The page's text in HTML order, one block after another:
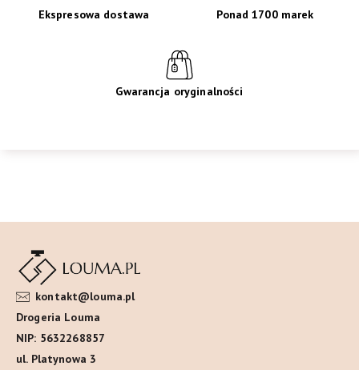
Ekspresowa dostawa Ponad 1700 marek
Gwarancja oryginalności
kontakt@louma.pl
Drogeria Louma
NIP: 5632268857
ul. Platynowa 3